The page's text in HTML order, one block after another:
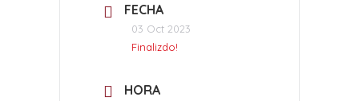
FECHA
03 Oct 2023
Finalizdo!
HORA